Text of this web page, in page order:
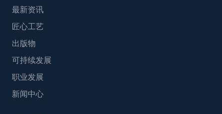
最新资讯
匠心工艺
出版物
可持续发展
职业发展
新闻中心